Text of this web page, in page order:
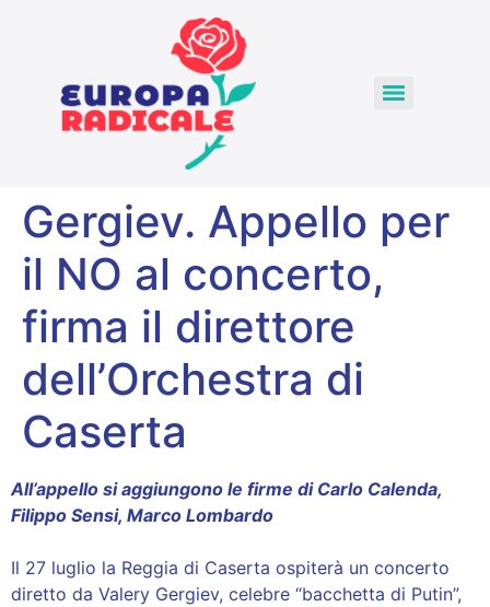
Gergiev. Appello per
il NO al concerto,
firma il direttore
dell’Orchestra di
Caserta
All’appello si aggiungono le firme di Carlo Calenda,
Filippo Sensi, Marco Lombardo
Il 27 luglio la Reggia di Caserta ospiterà un concerto
diretto da Valery Gergiev, celebre “bacchetta di Putin”,